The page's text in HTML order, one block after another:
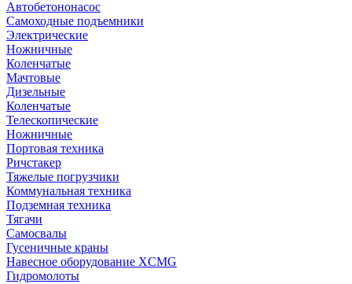
Автобетононасос
Самоходные подъемники
Электрические
Ножничные
Коленчатые
Мачтовые
Дизельные
Коленчатые
Телескопические
Ножничные
Портовая техника
Ричстакер
Тяжелые погрузчики
Коммунальная техника
Подземная техника
Тягачи
Самосвалы
Гусеничные краны
Навесное оборудование XCMG
Гидромолоты